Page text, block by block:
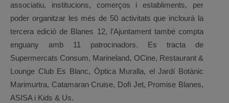
associatiu, institucions, comerços i establiments, per
poder organitzar les més de 50 activitats que inclourà la
tercera edició de Blanes 12, l’Ajuntament també compta
enguany amb 11 patrocinadors. Es tracta de
Supermercats Consum, Marineland, OCine, Restaurant &
Lounge Club Es Blanc, Òptica Muralla, el Jardí Botànic
Marimurtra, Catamaran Cruise, Dofi Jet, Promise Blanes,
ASISA i Kids & Us.